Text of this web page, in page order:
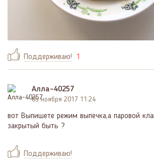
Поддерживаю! 1
Алла-40257
05 ноября 2017 11:24
вот Выпишете режим выпечка,а паровой
закрытый быть ?
Поддерживаю!